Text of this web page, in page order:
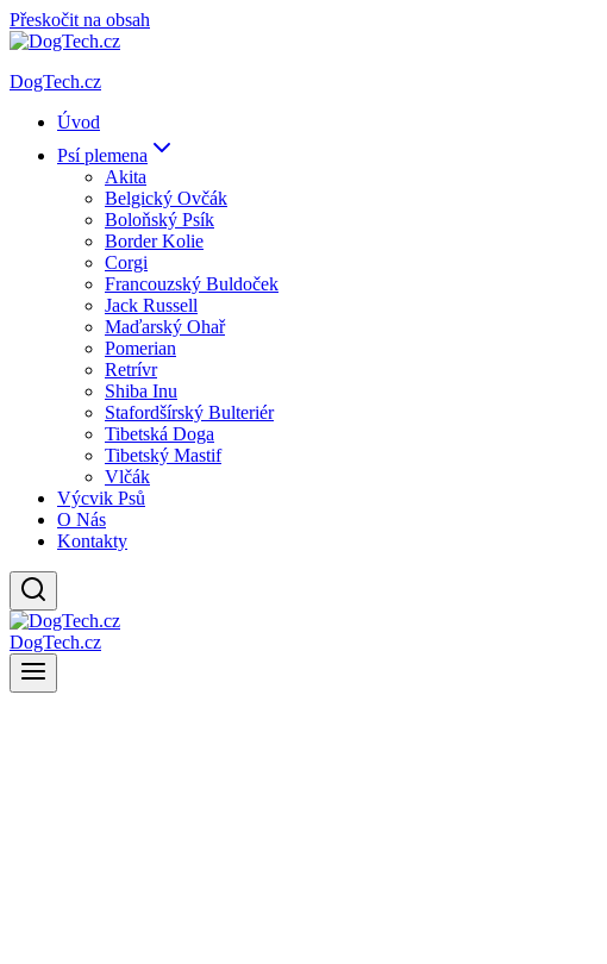
Přeskočit na obsah
DogTech.cz
Úvod
Psí plemena
Akita
Belgický Ovčák
Boloňský Psík
Border Kolie
Corgi
Francouzský Buldoček
Jack Russell
Maďarský Ohař
Pomerian
Retrívr
Shiba Inu
Stafordšírský Bulteriér
Tibetská Doga
Tibetský Mastif
Vlčák
Výcvik Psů
O Nás
Kontakty
DogTech.cz